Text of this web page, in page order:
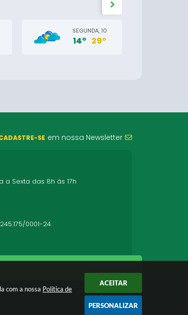
com a nossa Política de
ACEITAR
PERSONALIZAR
SEGUNDA, 10
14° 29°
SE em nossa Newsletter
a Sexta das 8h às 17h
0001-24